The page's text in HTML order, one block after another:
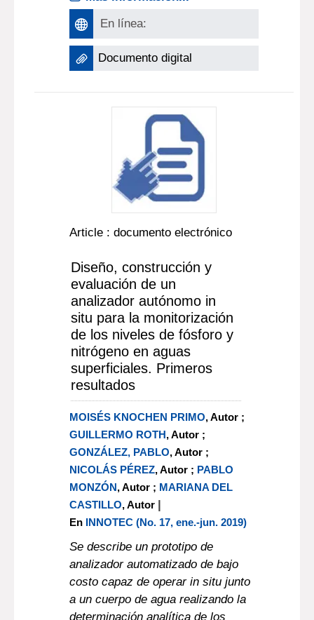
En línea:
Documento digital
Article : documento electrónico
Diseño, construcción y
evaluación de un
analizador autónomo in
situ para la monitorización
de los niveles de fósforo y
nitrógeno en aguas
superficiales. Primeros
resultados
MOISÉS KNOCHEN PRIMO, Autor ;
GUILLERMO ROTH, Autor ;
GONZÁLEZ, PABLO, Autor ;
NICOLÁS PÉREZ, Autor ; PABLO
MONZÓN, Autor ; MARIANA DEL
CASTILLO, Autor |
En INNOTEC (No. 17, ene.-jun. 2019)
Se describe un prototipo de
analizador automatizado de bajo
costo capaz de operar in situ junto
a un cuerpo de agua realizando la
determinación analítica de los